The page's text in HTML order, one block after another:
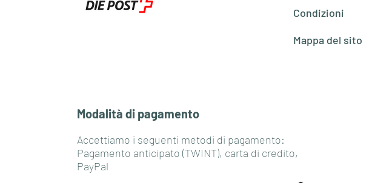
Condizioni
Mappa del sito
Modalità di pagamento
Accettiamo i seguenti metodi di pagamento:
Pagamento anticipato (TWINT), carta di credito,
PayPal